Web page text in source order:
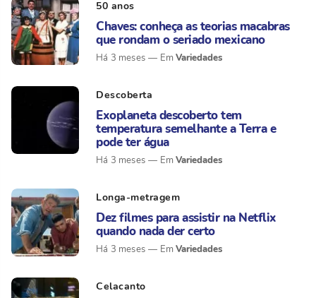
50 anos
Chaves: conheça as teorias macabras
que rondam o seriado mexicano
Há 3 meses Variedades
Descoberta
Exoplaneta descoberto tem
temperatura semelhante a Terra e
pode ter água
Há 3 meses Variedades
Longa-metragem
Dez filmes para assistir na Netflix
quando nada der certo
Há 3 meses Variedades
Celacanto